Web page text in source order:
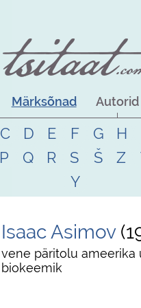
Märksõnad Autorid
C D E F G H
P Q R S Š Z
Y
Isaac Asimov
vene päritolu ameerika
biokeemik